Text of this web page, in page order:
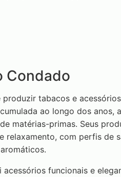
Condado
tabacos e
ao longo dos anos,
matérias-primas. Seus
relaxamento, com perfis de
funcionais e